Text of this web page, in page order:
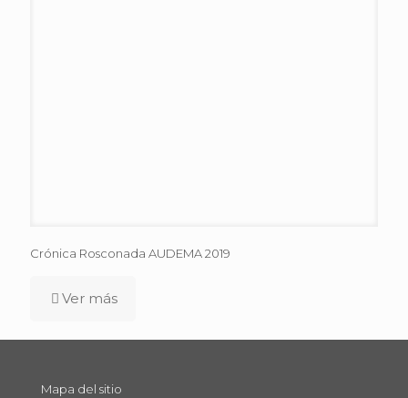
Crónica Rosconada AUDEMA 2019
Ver más
Mapa del sitio